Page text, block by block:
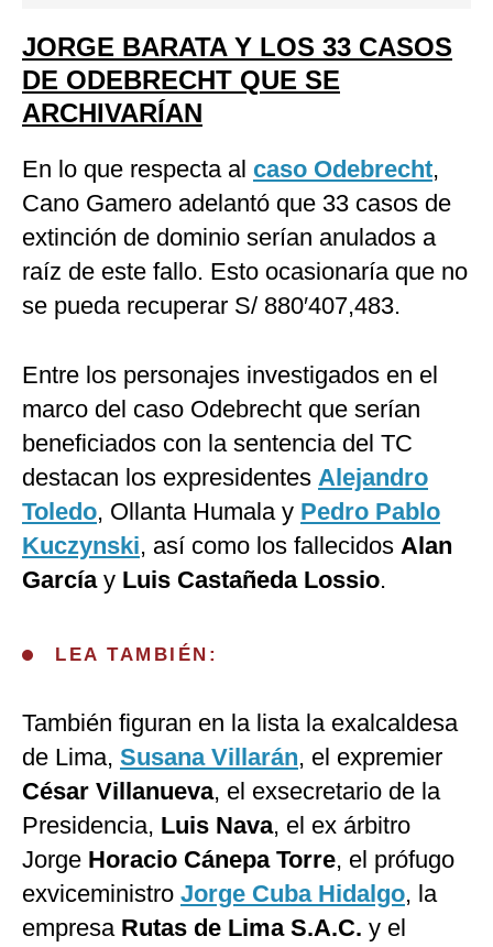
JORGE BARATA Y LOS 33 CASOS
DE ODEBRECHT QUE SE
ARCHIVARÍAN
En lo que respecta al caso Odebrecht,
Cano Gamero adelantó que 33 casos de
extinción de dominio serían anulados a
raíz de este fallo. Esto ocasionaría que no
se pueda recuperar S/ 880′407,483.
Entre los personajes investigados en el
marco del caso Odebrecht que serían
beneficiados con la sentencia del TC
destacan los expresidentes Alejandro
Toledo, Ollanta Humala y Pedro Pablo
Kuczynski, así como los fallecidos Alan
Garcíay Luis Castañeda Lossio.
LEA TAMBIÉN:
También figuran en la lista la exalcaldesa
de Lima, Susana Villarán, el expremier
César Villanueva, el exsecretario de la
Presidencia, Luis Nava, el ex árbitro
Jorge Horacio Cánepa Torre, el prófugo
exviceministro Jorge Cuba Hidalgo, la
empresa Rutas de Lima S.A.C. y el